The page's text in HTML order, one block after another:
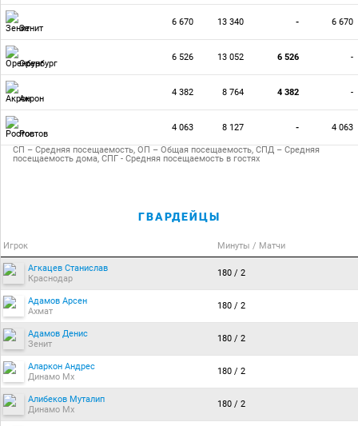
Зенит
6 670 13 340 - 6 670
Оренбург
6 526 13 052 6 526 -
Акрон
4 382 8 764 4 382 -
Ростов
4 063 8 127 - 4 063
СП – Средняя посещаемость, ОП – Общая посещаемость, СПД – Средняя
посещаемость дома, СПГ - Средняя посещаемость в гостях
ГВАРДЕЙЦЫ
Игрок Минуты / Матчи
Агкацев Станислав
Краснодар
180 / 2
Адамов Арсен
Ахмат
180 / 2
Адамов Денис
Зенит
180 / 2
Аларкон Андрес
Динамо Мх
180 / 2
Алибеков Муталип
Динамо Мх
180 / 2